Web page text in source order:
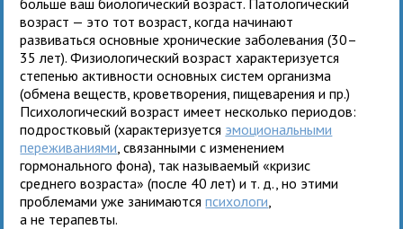
возраст — это тот возраст, когда начинают
развиваться основные хронические заболевания (30–
35 лет). Физиологический возраст характеризуется
степенью активности основных систем организма
(обмена веществ, кроветворения, пищеварения и пр.)
Психологический возраст имеет несколько периодов:
подростковый (характеризуется эмоциональными
переживаниями , связанными с изменением
гормонального фона), так называемый «кризис
среднего возраста» (после 40 лет) и т. д., но этими
проблемами уже занимаютсяпсихологи
а не терапевты.